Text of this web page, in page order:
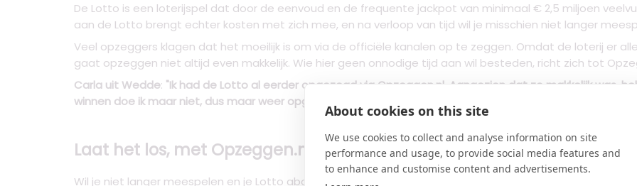
About cookies on this site
We use cookies to collect and analyse information on site
performance and usage, to provide social media features and
to enhance and customise content and advertisements.
De Lotto is een loterijspel dat door de eenvoud en de frequente jackpot van minimaal € 2,5 miljoen
aan de Lotto brengt echter kosten met zich mee, en na verloop van tijd wil je misschien niet langer
Veel opzeggers klagen dat het moeilijk is om via de officiële kanalen op te zeggen. Omdat de loterij er
gaat opzeggen niet altijd even makkelijk. Wie hier geen onnodige tijd aan wil besteden, richt zich tot
Carla uit Wedde: "Ik had de Lotto al eerder opgezegd via Opzeggen.nl. Aangezien dat zo makkelijk was,
winnen doe ik maar niet, dus maar weer opgezegd!"
Laat het los, met Opzeggen.nl
Wil je niet langer meespelen en je Lotto abonnement snel beëindigen? Twijfel of uitstel is nergens voor